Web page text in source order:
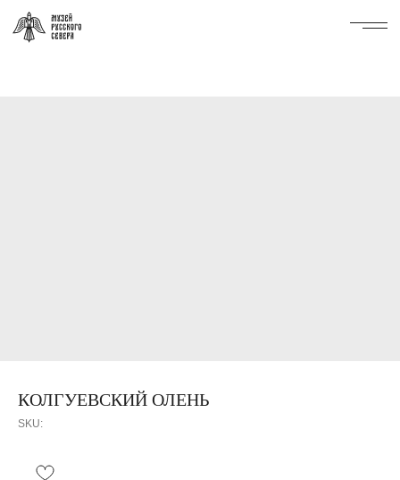
КОЛГУЕВСКИЙ ОЛЕНЬ
SKU: